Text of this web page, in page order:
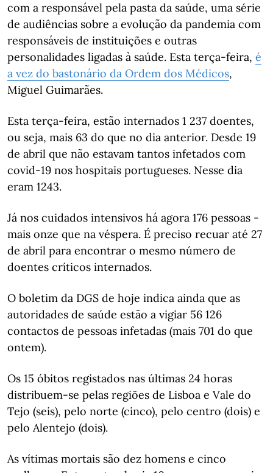
com a responsável pela pasta da saúde, uma série
de audiências sobre a evolução da pandemia com
responsáveis de instituições e outras
personalidades ligadas à saúde. Esta terça-feira, é
a vez do bastonário da Ordem dos Médicos,
Miguel Guimarães.
Esta terça-feira, estão internados 1 237 doentes,
ou seja, mais 63 do que no dia anterior. Desde 19
de abril que não estavam tantos infetados com
covid-19 nos hospitais portugueses. Nesse dia
eram 1243.
Já nos cuidados intensivos há agora 176 pessoas -
mais onze que na véspera. É preciso recuar até 27
de abril para encontrar o mesmo número de
doentes críticos internados.
O boletim da DGS de hoje indica ainda que as
autoridades de saúde estão a vigiar 56 126
contactos de pessoas infetadas (mais 701 do que
ontem).
Os 15 óbitos registados nas últimas 24 horas
distribuem-se pelas regiões de Lisboa e Vale do
Tejo (seis), pelo norte (cinco), pelo centro (dois) e
pelo Alentejo (dois).
As vítimas mortais são dez homens e cinco